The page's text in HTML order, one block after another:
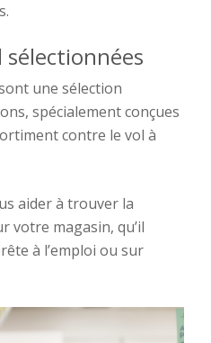
une sélection
spécialement conçues
contre le vol à
aider à trouver la
votre magasin, qu’il
à l’emploi ou sur